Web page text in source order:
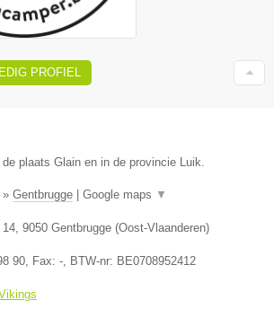
PROFIEL
plaats Glain en in de provincie Luik.
» Gentbrugge Google maps ▼
14, 9050 Gentbrugge (Oost-Vlaanderen)
90, Fax: -, BTW-nr: BE0708952412